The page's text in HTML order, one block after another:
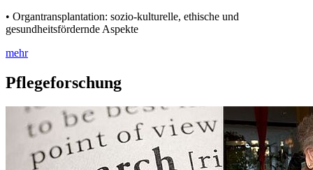
• Organtransplantation: sozio-kulturelle, ethische und
gesundheitsfördernde Aspekte
mehr
Pflegeforschung